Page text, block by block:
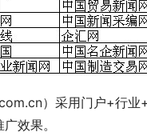
）采用门户+行业
效果。